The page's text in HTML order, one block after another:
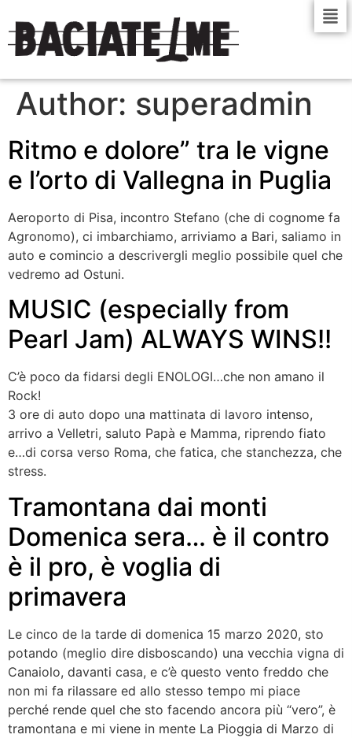
Author: superadmin
Ritmo e dolore” tra le vigne
e l’orto di Vallegna in Puglia
Aeroporto di Pisa, incontro Stefano (che di cognome fa
Agronomo), ci imbarchiamo, arriviamo a Bari, saliamo in
auto e comincio a descrivergli meglio possibile quel che
vedremo ad Ostuni.
MUSIC (especially from
Pearl Jam) ALWAYS WINS!!
C’è poco da fidarsi degli ENOLOGI…che non amano il
Rock!
3 ore di auto dopo una mattinata di lavoro intenso,
arrivo a Velletri, saluto Papà e Mamma, riprendo fiato
e…di corsa verso Roma, che fatica, che stanchezza, che
stress.
Tramontana dai monti
Domenica sera… è il contro
è il pro, è voglia di
primavera
Le cinco de la tarde di domenica 15 marzo 2020, sto
potando (meglio dire disboscando) una vecchia vigna di
Canaiolo, davanti casa, e c’è questo vento freddo che
non mi fa rilassare ed allo stesso tempo mi piace
perché rende quel che sto facendo ancora più “vero”, è
tramontana e mi viene in mente La Pioggia di Marzo di